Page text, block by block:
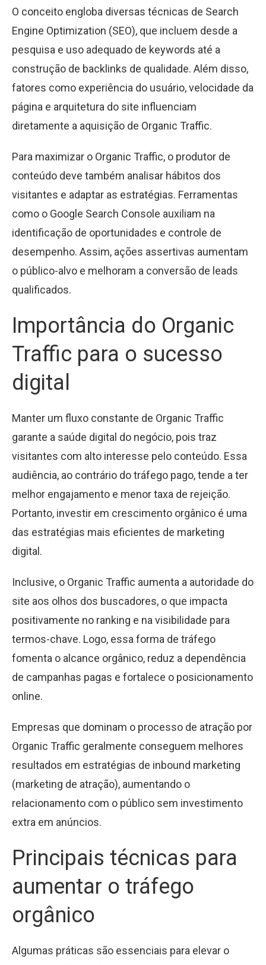
O conceito engloba diversas técnicas de Search
Engine Optimization (SEO), que incluem desde a
pesquisa e uso adequado de keywords até a
construção de backlinks de qualidade. Além disso,
fatores como experiência do usuário, velocidade da
página e arquitetura do site influenciam
diretamente a aquisição de Organic Traffic.
Para maximizar o Organic Traffic, o produtor de
conteúdo deve também analisar hábitos dos
visitantes e adaptar as estratégias. Ferramentas
como o Google Search Console auxiliam na
identificação de oportunidades e controle de
desempenho. Assim, ações assertivas aumentam
o público-alvo e melhoram a conversão de leads
qualificados.
Importância do Organic
Traffic para o sucesso
digital
Manter um fluxo constante de Organic Traffic
garante a saúde digital do negócio, pois traz
visitantes com alto interesse pelo conteúdo. Essa
audiência, ao contrário do tráfego pago, tende a ter
melhor engajamento e menor taxa de rejeição.
Portanto, investir em crescimento orgânico é uma
das estratégias mais eficientes de marketing
digital.
Inclusive, o Organic Traffic aumenta a autoridade do
site aos olhos dos buscadores, o que impacta
positivamente no ranking e na visibilidade para
termos-chave. Logo, essa forma de tráfego
fomenta o alcance orgânico, reduz a dependência
de campanhas pagas e fortalece o posicionamento
online.
Empresas que dominam o processo de atração por
Organic Traffic geralmente conseguem melhores
resultados em estratégias de inbound marketing
(marketing de atração), aumentando o
relacionamento com o público sem investimento
extra em anúncios.
Principais técnicas para
aumentar o tráfego
orgânico
Algumas práticas são essenciais para elevar o